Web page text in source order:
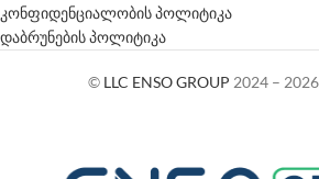
კონფიდენციალობის პოლიტიკა
დაბრუნების პოლიტიკა
© LLC ENSO GROUP 2024 –